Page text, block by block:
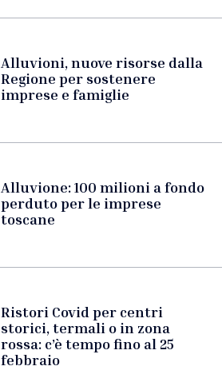
Alluvioni, nuove risorse dalla
Regione per sostenere
imprese e famiglie
Alluvione: 100 milioni a fondo
perduto per le imprese
toscane
Ristori Covid per centri
storici, termali o in zona
rossa: c’è tempo fino al 25
febbraio